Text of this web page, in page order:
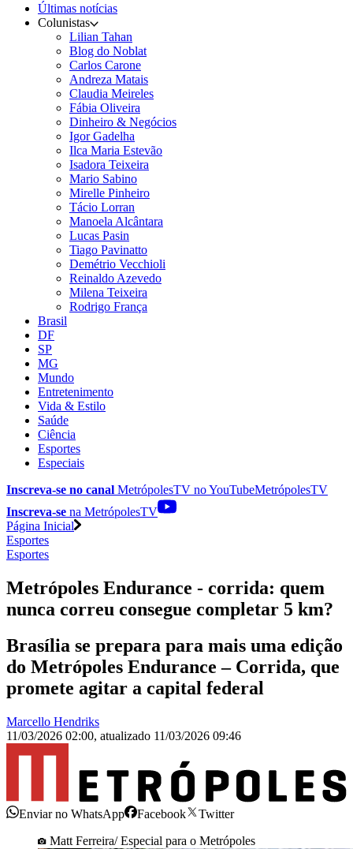
Últimas notícias
Colunistas
Lilian Tahan
Blog do Noblat
Carlos Carone
Andreza Matais
Claudia Meireles
Fábia Oliveira
Dinheiro & Negócios
Igor Gadelha
Ilca Maria Estevão
Isadora Teixeira
Mario Sabino
Mirelle Pinheiro
Tácio Lorran
Manoela Alcântara
Lucas Pasin
Tiago Pavinatto
Demétrio Vecchioli
Reinaldo Azevedo
Milena Teixeira
Rodrigo França
Brasil
DF
SP
MG
Mundo
Entretenimento
Vida & Estilo
Saúde
Ciência
Esportes
Especiais
Inscreva-se no canal MetrópolesTV noYouTubeMetrópolesTV
Inscreva-se na MetrópolesTV
Página Inicial
Esportes
Esportes
Metrópoles Endurance - corrida: quem
nunca correu consegue completar 5 km?
Brasília se prepara para mais uma edição
do Metrópoles Endurance – Corrida, que
promete agitar a capital federal
Marcello Hendriks
11/03/2026 02:00, atualizado 11/03/2026 09:46
Enviar no WhatsApp Facebook
Twitter
Matt Ferreira/ Especial para o Metrópoles